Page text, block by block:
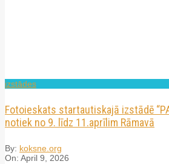
izstādes
Fotoieskats startautiskajā izstādē
notiek no 9. līdz 11.aprīlim Rāmavā
By: koksne.org
On: April 9, 2026